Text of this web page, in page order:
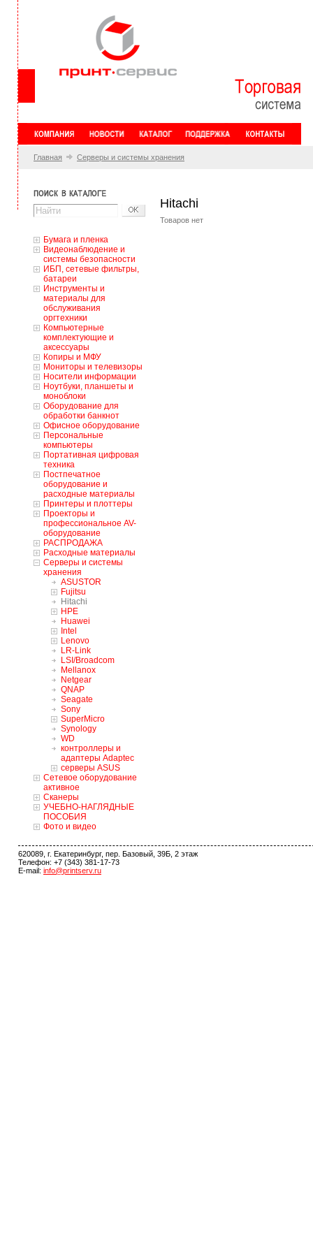
Главная Серверы и системы хранения
Бумага и пленка
Видеонаблюдение и
системы безопасности
ИБП, сетевые фильтры,
батареи
Инструменты и
материалы для
обслуживания
оргтехники
Компьютерные
комплектующие и
аксессуары
Копиры и МФУ
Мониторы и телевизоры
Носители информации
Ноутбуки, планшеты и
моноблоки
Оборудование для
обработки банкнот
Офисное оборудование
Персональные
компьютеры
Портативная цифровая
техника
Постпечатное
оборудование и
расходные материалы
Принтеры и плоттеры
Проекторы и
профессиональное AV-
оборудование
РАСПРОДАЖА
Расходные материалы
Серверы и системы
хранения
ASUSTOR
Fujitsu
Hitachi
HPE
Huawei
Intel
Lenovo
LR-Link
LSI/Broadcom
Mellanox
Netgear
QNAP
Seagate
Sony
SuperMicro
Synology
WD
контроллеры и
адаптеры Adaptec
серверы ASUS
Сетевое оборудование
активное
Сканеры
УЧЕБНО-НАГЛЯДНЫЕ
ПОСОБИЯ
Фото и видео
Hitachi
Товаров нет
620089, г. Екатеринбург, пер. Базовый, 39Б, 2 этаж
Телефон: +7 (343) 381-17-73
E-mail: info@printserv.ru